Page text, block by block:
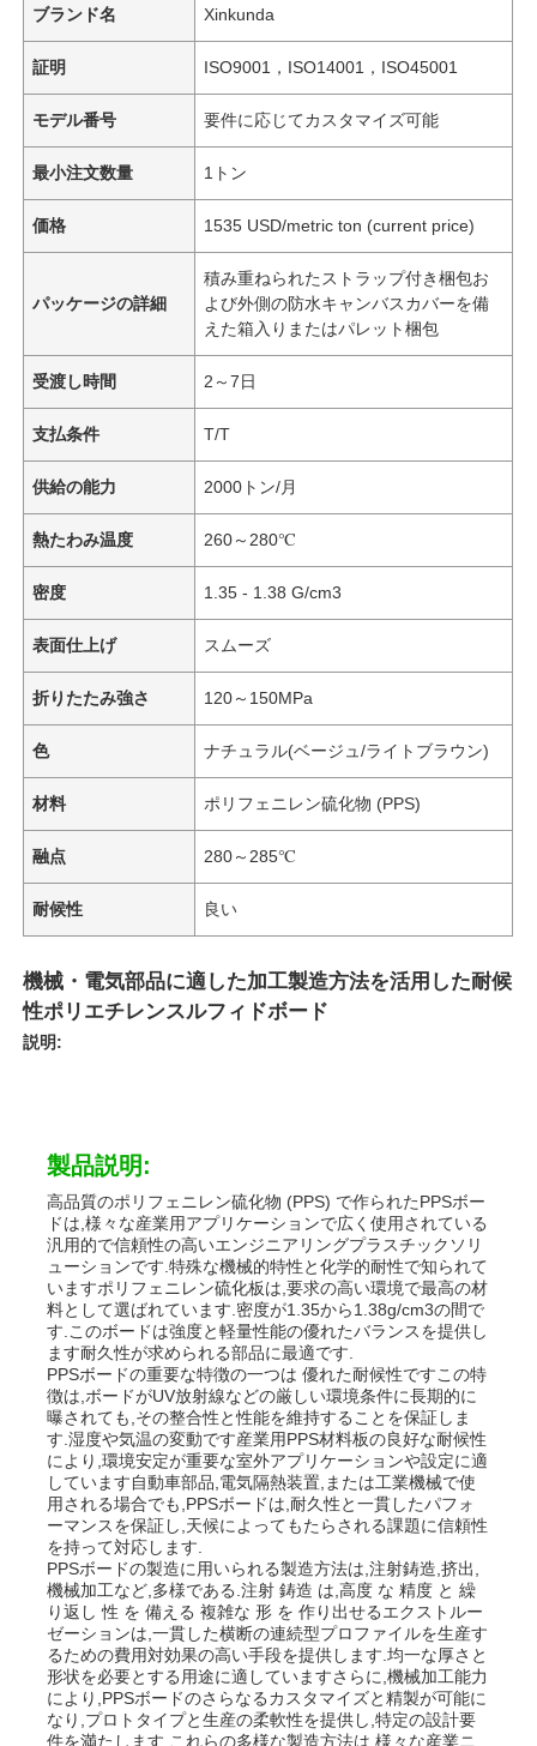
ホーム
製品
企業情報
ブランド名 Xinkunda
証明 ISO9001，ISO14001，ISO45001
モデル番号 要件に応じてカスタマイズ可能
最小注文数量 1トン
価格 1535 USD/metric ton (current price)
パッケージの詳細
積み重ねられたストラップ付き梱包お
よび外側の防水キャンバスカバーを備
えた箱入りまたはパレット梱包
受渡し時間 2～7日
支払条件 T/T
供給の能力 2000トン/月
熱たわみ温度 260～280℃
密度 1.35 - 1.38 G/cm3
表面仕上げ スムーズ
折りたたみ強さ 120～150MPa
色 ナチュラル(ベージュ/ライトブラウン)
材料 ポリフェニレン硫化物 (PPS)
融点 280～285℃
耐候性 良い
機械・電気部品に適した加工製造方法を活用した耐候
性ポリエチレンスルフィドボード
説明:
製品説明:
高品質のポリフェニレン硫化物 (PPS) で作られたPPSボー
ドは,様々な産業用アプリケーションで広く使用されている
汎用的で信頼性の高いエンジニアリングプラスチックソリ
ューションです.特殊な機械的特性と化学的耐性で知られて
いますポリフェニレン硫化板は,要求の高い環境で最高の材
料として選ばれています.密度が1.35から1.38g/cm3の間で
す.このボードは強度と軽量性能の優れたバランスを提供し
ます耐久性が求められる部品に最適です.
PPSボードの重要な特徴の一つは 優れた耐候性ですこの特
徴は,ボードがUV放射線などの厳しい環境条件に長期的に
曝されても,その整合性と性能を維持することを保証しま
す.湿度や気温の変動です産業用PPS材料板の良好な耐候性
により,環境安定が重要な室外アプリケーションや設定に適
しています自動車部品,電気隔熱装置,または工業機械で使
用される場合でも,PPSボードは,耐久性と一貫したパフォ
ーマンスを保証し,天候によってもたらされる課題に信頼性
を持って対応します.
PPSボードの製造に用いられる製造方法は,注射鋳造,挤出,
機械加工など,多様である.注射 鋳造 は,高度 な 精度 と 繰
り返し 性 を 備える 複雑な 形 を 作り出せるエクストルー
ゼーションは,一貫した横断の連続型プロファイルを生産す
るための費用対効果の高い手段を提供します.均一な厚さと
形状を必要とする用途に適していますさらに,機械加工能力
により,PPSボードのさらなるカスタマイズと精製が可能に
なり,プロトタイプと生産の柔軟性を提供し,特定の設計要
件を満たします.これらの多様な製造方法は,様々な産業ニ